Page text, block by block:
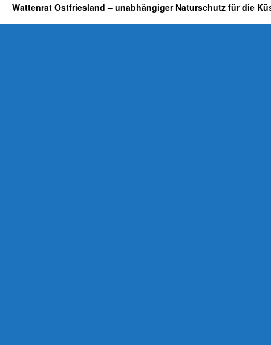
Wattenrat Ostfriesland – unabhängiger Naturschutz für die